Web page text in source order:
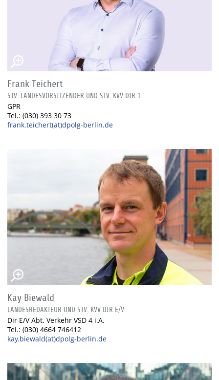
Frank Teichert
STV. LANDESVORSITZENDER UND STV. KVV DIR 1
GPR
Tel.: (030) 393 30 73
frank.teichert(at)dpolg-berlin.de
Kay Biewald
LANDESREDAKTEUR UND STV. KVV DIR E/V
Dir E/V Abt. Verkehr VSD 4 i.A.
Tel.: (030) 4664 746412
kay.biewald(at)dpolg-berlin.de